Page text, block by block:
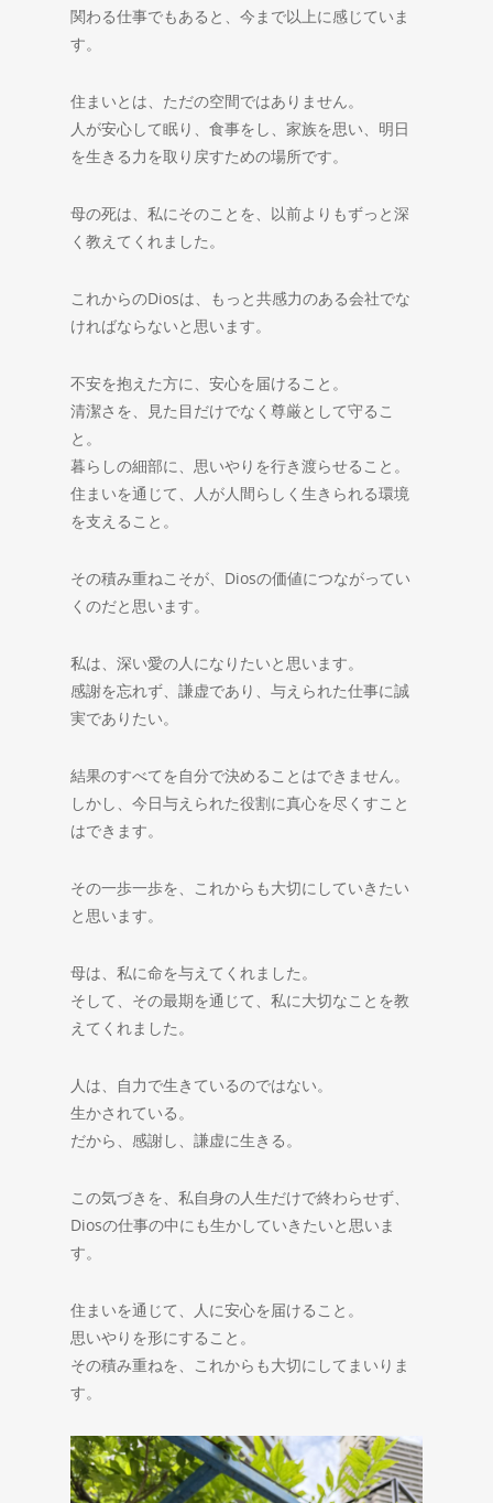
関わる仕事でもあると、今まで以上に感じていま
す。
住まいとは、ただの空間ではありません。
人が安心して眠り、食事をし、家族を思い、明日
を生きる力を取り戻すための場所です。
母の死は、私にそのことを、以前よりもずっと深
く教えてくれました。
これからのDiosは、もっと共感力のある会社でな
ければならないと思います。
不安を抱えた方に、安心を届けること。
清潔さを、見た目だけでなく尊厳として守るこ
と。
暮らしの細部に、思いやりを行き渡らせること。
住まいを通じて、人が人間らしく生きられる環境
を支えること。
その積み重ねこそが、Diosの価値につながってい
くのだと思います。
私は、深い愛の人になりたいと思います。
感謝を忘れず、謙虚であり、与えられた仕事に誠
実でありたい。
結果のすべてを自分で決めることはできません。
しかし、今日与えられた役割に真心を尽くすこと
はできます。
その一歩一歩を、これからも大切にしていきたい
と思います。
母は、私に命を与えてくれました。
そして、その最期を通じて、私に大切なことを教
えてくれました。
人は、自力で生きているのではない。
生かされている。
だから、感謝し、謙虚に生きる。
この気づきを、私自身の人生だけで終わらせず、
Diosの仕事の中にも生かしていきたいと思いま
す。
住まいを通じて、人に安心を届けること。
思いやりを形にすること。
その積み重ねを、これからも大切にしてまいりま
す。